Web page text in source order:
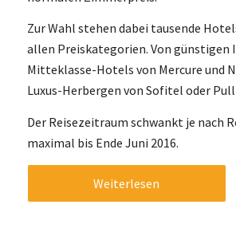
Zur Wahl stehen dabei tausende
allen Preiskategorien. Von günstigen
Mitteklasse-Hotels von Mercure und
Luxus-Herbergen von Sofitel oder
Der Reisezeitraum schwankt je nach
maximal bis Ende Juni 2016.
Weiterlesen